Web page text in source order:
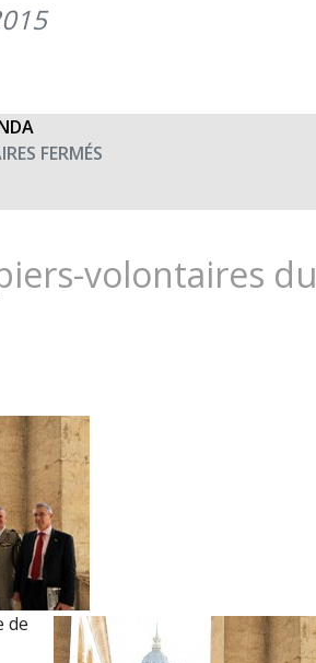
FERMÉS
VALDAHONAISE,
ORGANISÉE
PAR
volontaires du
de